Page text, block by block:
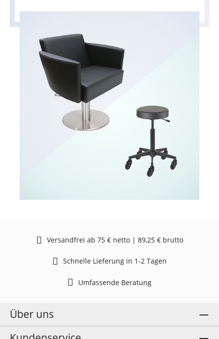
Versandfrei ab 75 € netto | 89,25 € brutto
Schnelle Lieferung in 1-2 Tagen
Umfassende Beratung
Über uns